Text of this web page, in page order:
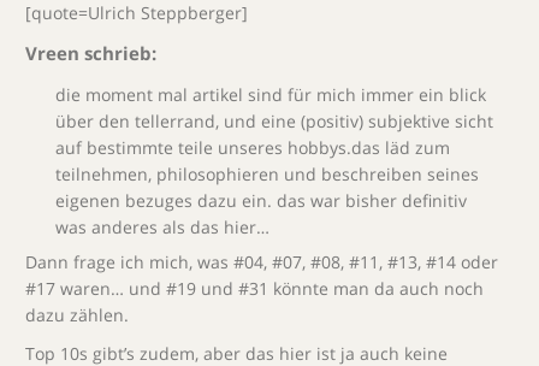
[quote=Ulrich Steppberger]
Vreen schrieb:
die moment mal artikel sind für mich immer ein blick
über den tellerrand, und eine (positiv) subjektive sicht
auf bestimmte teile unseres hobbys.das läd zum
teilnehmen, philosophieren und beschreiben seines
eigenen bezuges dazu ein. das war bisher definitiv
was anderes als das hier…
Dann frage ich mich, was #04, #07, #08, #11, #13, #14 oder
#17 waren… und #19 und #31 könnte man da auch noch
dazu zählen.
Top 10s gibt’s zudem, aber das hier ist ja auch keine